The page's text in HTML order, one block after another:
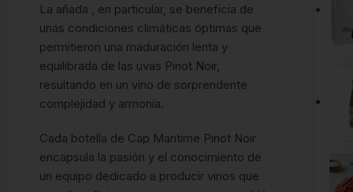
La añada , en particular, se beneficia de
unas condiciones climáticas óptimas que
permitieron una maduración lenta y
equilibrada de las uvas Pinot Noir,
resultando en un vino de sorprendente
complejidad y armonía.
Cada botella de Cap Maritime Pinot Noir
encapsula la pasión y el conocimiento de
un equipo dedicado a producir vinos que